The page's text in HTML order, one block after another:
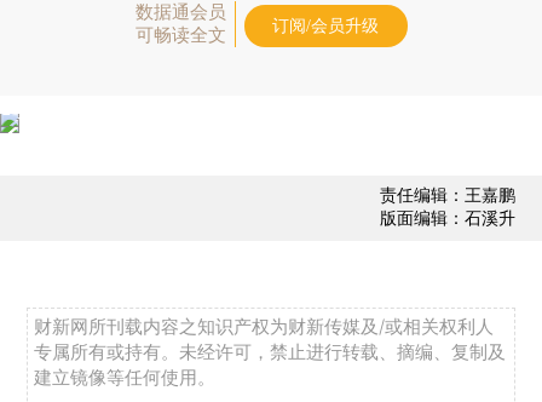
数据通会员
可畅读全文
订阅/会员升级
责任编辑：王嘉鹏
版面编辑：石溪升
财新网所刊载内容之知识产权为财新传媒及/或相关权利人
专属所有或持有。未经许可，禁止进行转载、摘编、复制及
建立镜像等任何使用。